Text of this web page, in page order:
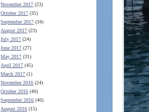
November 2017 (23)
October 2017 (35)
September 2017 (34)
August 2017 (23)
July 2017 (24)
June 2017 (27)
May 2017 (31)
April 2017 (45)
March 2017 (1)
November 2016 (24)
October 2016 (40)
September 2016 (40)
August 2016 (15)